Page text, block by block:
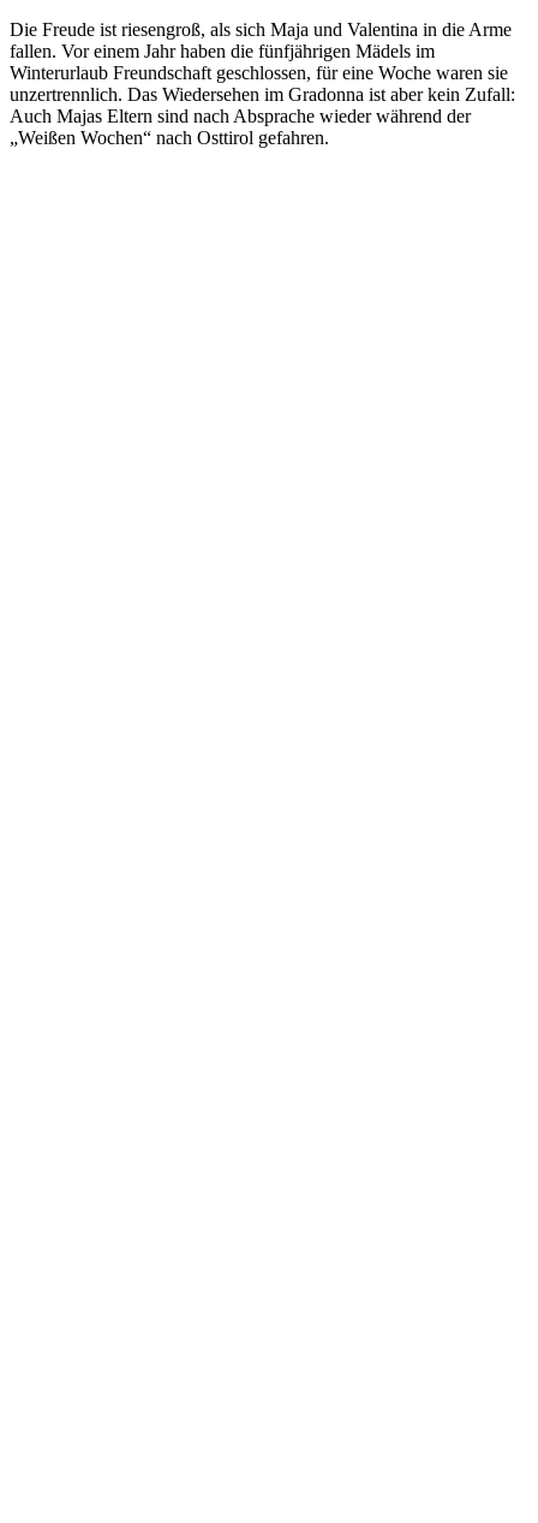
Die Freude ist riesengroß, als sich Maja und Valentina in die Arme
fallen. Vor einem Jahr haben die fünfjährigen Mädels im
Winterurlaub Freundschaft geschlossen, für eine Woche waren sie
unzertrennlich. Das Wiedersehen im Gradonna ist aber kein Zufall:
Auch Majas Eltern sind nach Absprache wieder während der
„Weißen Wochen“ nach Osttirol gefahren.